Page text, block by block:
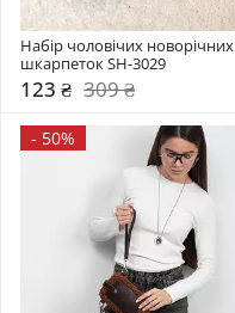
Набір чоловічих новорічних
шкарпеток SH-3029
123 ₴ 309 ₴
- 50%